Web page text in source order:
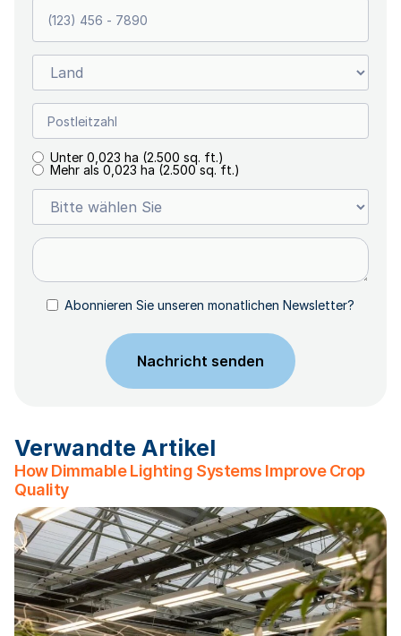
Unter 0,023 ha (2.500 sq. ft.)
Mehr als 0,023 ha (2.500 sq. ft.)
Abonnieren Sie unseren monatlichen Newsletter?
Verwandte Artikel
How Dimmable Lighting Systems Improve Crop
Quality